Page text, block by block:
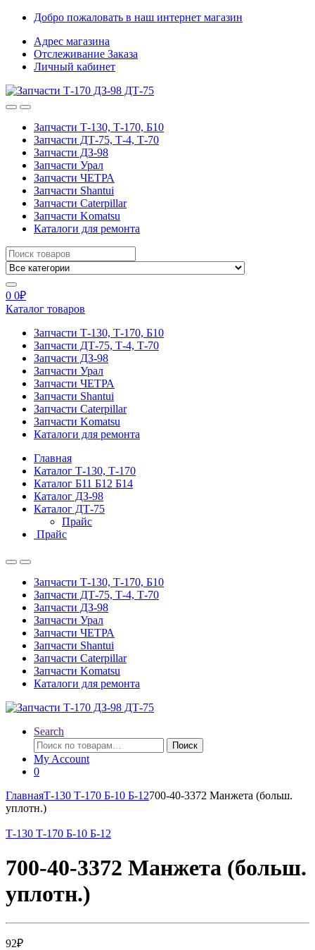
Skip
navigation
Skip
content
Добро пожаловать в наш интернет магазин
Адрес магазина
Отслеживание Заказа
Личный кабинет
Запчасти Т-130, Т-170, Б10
Запчасти ДТ-75, Т-4, Т-70
Запчасти ДЗ-98
Запчасти Урал
Запчасти ЧЕТРА
Запчасти Shantui
Запчасти Caterpillar
Запчасти Komatsu
Каталоги для ремонта
Search
for:
0 0₽
Каталог товаров
Запчасти Т-130, Т-170, Б10
Запчасти ДТ-75, Т-4, Т-70
Запчасти ДЗ-98
Запчасти Урал
Запчасти ЧЕТРА
Запчасти Shantui
Запчасти Caterpillar
Запчасти Komatsu
Каталоги для ремонта
Главная
Каталог Т-130, Т-170
Каталог Б11 Б12 Б14
Каталог ДЗ-98
Каталог ДТ-75
Прайс
Прайс
Запчасти Т-130, Т-170, Б10
Запчасти ДТ-75, Т-4, Т-70
Запчасти ДЗ-98
Запчасти Урал
Запчасти ЧЕТРА
Запчасти Shantui
Запчасти Caterpillar
Запчасти Komatsu
Каталоги для ремонта
Search
Искать:
Поиск
My Account
0
ГлавнаяТ-130 Т-170 Б-10 Б-12700-40-3372 Манжета (больш.
уплотн.)
Т-130 Т-170 Б-10 Б-12
700-40-3372 Манжета (больш.
уплотн.)
92₽